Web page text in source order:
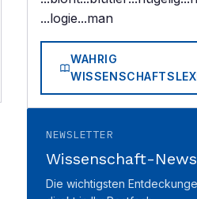
...logie...man
WAHRIG
NEWSLETTER
Wissenschaft-
Die wichtigsten